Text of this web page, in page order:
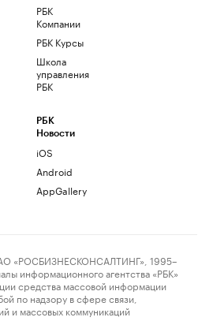
РБК
Компании
РБК Курсы
Школа
управления
РБК
РБК
Новости
iOS
Android
AppGallery
«РОСБИЗНЕСКОНСАЛТИНГ», 1995–
информационного агентства «РБК»
средства массовой информации
по надзору в сфере связи,
и массовых коммуникаций